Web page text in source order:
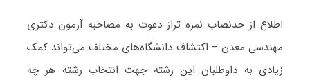
اطلاع از حدنصاب نمره تراز دعوت به مصاحبه آزمون دکتری
مهندسی معدن – اکتشاف دانشگاه‌های مختلف می‌تواند کمک
زیادی به داوطلبان این رشته جهت انتخاب رشته هر چه